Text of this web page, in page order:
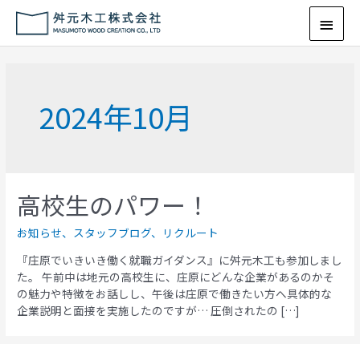
2024年10月
高校生のパワー！
お知らせ、 スタッフブログ、 リクルート
『庄原でいきいき働く就職ガイダンス』に舛元木工も参加しまし
た。 午前中は地元の高校生に、庄原にどんな企業があるのかそ
の魅力や特徴をお話しし、午後は庄原で働きたい方へ具体的な
企業説明と面接を実施したのですが… 圧倒されたの […]